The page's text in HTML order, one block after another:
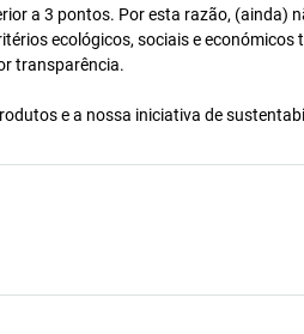
a 3 pontos. Por esta razão, (ainda)
ecológicos, sociais e
transparência.
e a nossa iniciativa de